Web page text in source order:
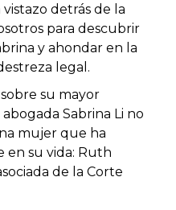
detrás de la
para descubrir
y ahondar en la
legal.
su mayor
Sabrina Li no
mujer que ha
su vida: Ruth
de la Corte